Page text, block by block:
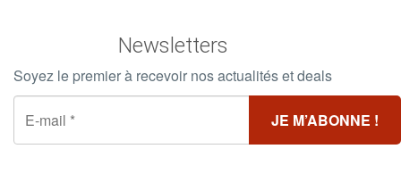
Newsletters
Soyez le premier à recevoir nos actualités et deals